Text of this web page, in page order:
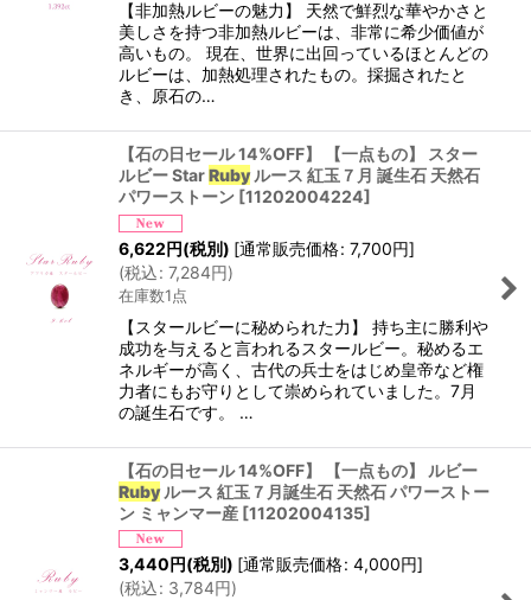
【非加熱ルビーの魅力】 天然で鮮烈な華やかさと
美しさを持つ非加熱ルビーは、非常に希少価値が
高いもの。 現在、世界に出回っているほとんどの
ルビーは、加熱処理されたもの。採掘されたと
き、原石の…
【石の日セール 14%OFF】 【一点もの】 スター
ルビー StarRubyルース 紅玉７月 誕生石 天然石
パワーストーン [11202004224]
6,622円(税別) [通常販売価格: 7,700円]
(税込: 7,284円)
在庫数1点
【スタールビーに秘められた力】 持ち主に勝利や
成功を与えると言われるスタールビー。秘めるエ
ネルギーが高く、古代の兵士をはじめ皇帝など権
力者にもお守りとして崇められていました。7月
の誕生石です。 …
【石の日セール 14%OFF】 【一点もの】 ルビー
Rubyルース 紅玉７月誕生石 天然石 パワーストー
ン ミャンマー産 [11202004135]
3,440円(税別) [通常販売価格: 4,000円]
(税込: 3,784円)